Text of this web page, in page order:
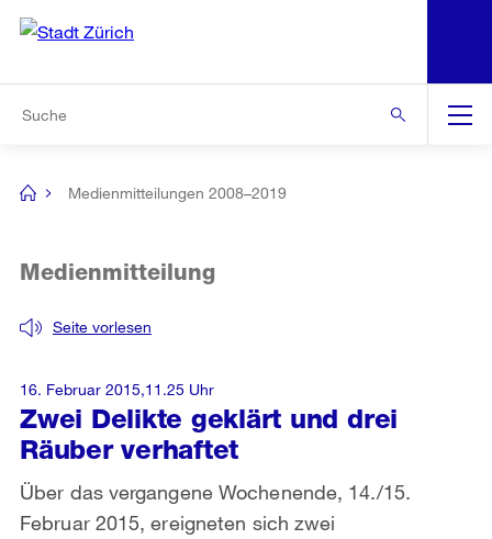
Navigation
[no
Medienmitteilungen 2008–2019
Zwei Delikte geklärt und drei
Räuber verhaftet
Seite vorlesen
Medienmitteilung
Über das vergangene Wochenende, 14./15.
Februar 2015, ereigneten sich zwei
16. Februar 2015,11.25 Uhr